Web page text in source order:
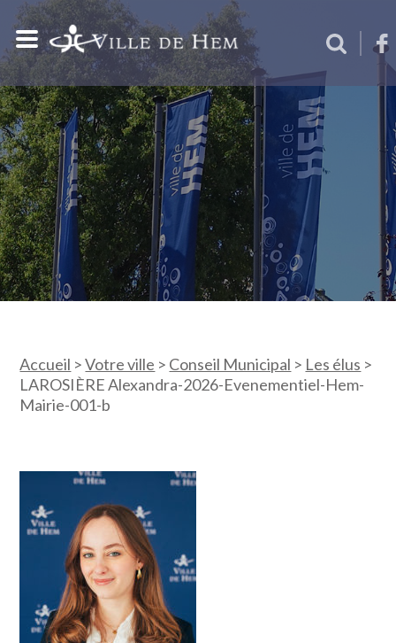
Accueil >Votre ville > Conseil Municipal > Les élus >
LAROSIÈRE Alexandra-2026-Evenementiel-Hem-
Mairie-001-b